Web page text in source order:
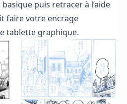
puis retracer à l’aide
faire votre encrage
tablette graphique.